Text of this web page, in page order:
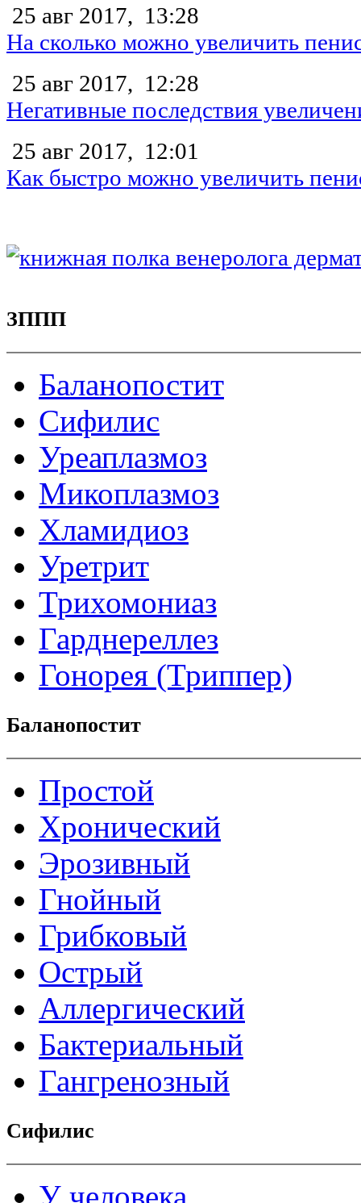
25 авг 2017, 13:28
На сколько можно увеличить
25 авг 2017, 12:28
Негативные последствия
25 авг 2017, 12:01
Как быстро можно увеличить
ЗППП
Баланопостит
Сифилис
Уреаплазмоз
Микоплазмоз
Хламидиоз
Уретрит
Трихомониаз
Гарднереллез
Гонорея (Триппер)
Баланопостит
Простой
Хронический
Эрозивный
Гнойный
Грибковый
Острый
Аллергический
Бактериальный
Гангренозный
Сифилис
У человека